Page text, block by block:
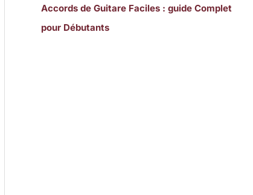
Accords de Guitare Faciles : guide Complet
pour Débutants